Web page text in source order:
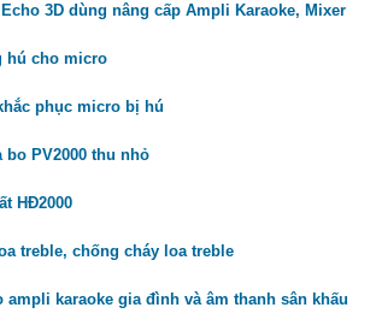
3D dùng nâng cấp Ampli Karaoke, Mixer
hú cho micro
phục micro bị hú
bo PV2000 thu nhỏ
HĐ2000
treble, chống cháy loa treble
ampli karaoke gia đình và âm thanh sân khấu